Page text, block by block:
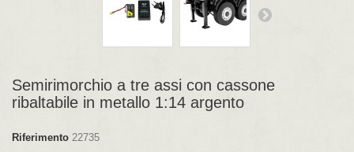
Semirimorchio a tre assi con cassone
ribaltabile in metallo 1:14 argento
Riferimento 22735